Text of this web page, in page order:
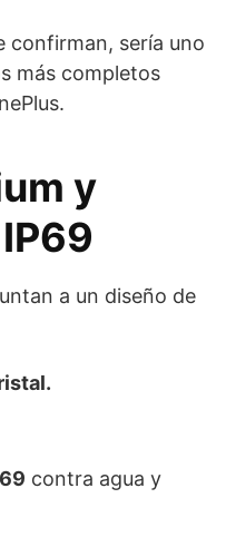
confirman, sería uno
más completos
y
a un diseño de
contra agua y